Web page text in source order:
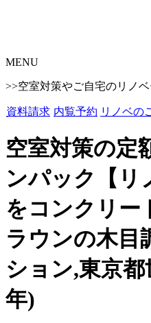
MENU
>>空室対策やご自宅のリノ
資料請求 内覧予約 リノベの
空室対策の定
ンパック【リ
をコンクリー
ラウンの木目
ション,東京
年)